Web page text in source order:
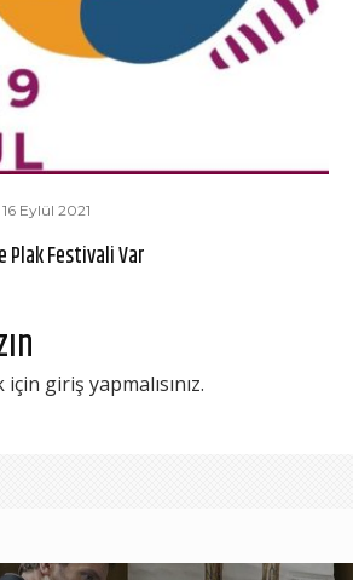
16 Eylül 2021
Plak Festivali Var
için giriş yapmalısınız.